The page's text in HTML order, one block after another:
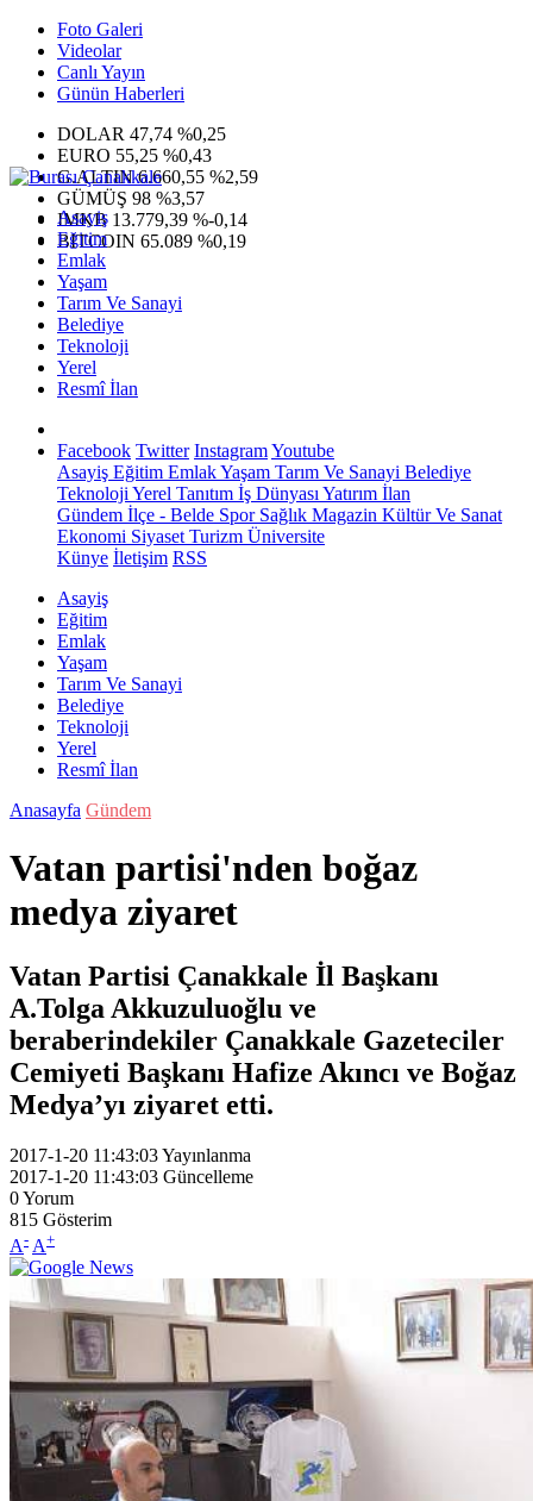
Foto Galeri
Videolar
Canlı Yayın
Günün Haberleri
DOLAR 47,74 %0,25
EURO 55,25 %0,43
G.ALTIN6.660,55 %2,59
GÜMÜŞ 98 %3,57
IMKB 13.779,39 %-0,14
BITCOIN 65.089 %0,19
Asayiş
Eğitim
Emlak
Yaşam
Tarım Ve Sanayi
Belediye
Teknoloji
Yerel
Resmî İlan
Facebook Twitter InstagramYoutube
Asayiş Eğitim EmlakYaşam Tarım Ve Sanayi Belediye
Teknoloji Yerel Tanıtım İş Dünyası Yatırım İlan
Gündem İlçe - Belde SporSağlık Magazin Kültür Ve Sanat
Ekonomi Siyaset Turizm Üniversite
Künye İletişim RSS
Asayiş
Eğitim
Emlak
Yaşam
Tarım Ve Sanayi
Belediye
Teknoloji
Yerel
Resmî İlan
Anasayfa Gündem
Vatan partisi'nden boğaz
medya ziyaret
Vatan Partisi Çanakkale İl Başkanı
A.Tolga Akkuzuluoğlu ve
beraberindekiler Çanakkale Gazeteciler
Cemiyeti Başkanı Hafize Akıncı ve Boğaz
Medya’yı ziyaret etti.
2017-1-20 11:43:03Yayınlanma
2017-1-20 11:43:03 Güncelleme
0Yorum
815 Gösterim
A- A+